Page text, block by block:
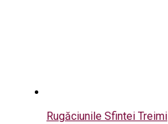
Rugăciunile Sfintei Treimi